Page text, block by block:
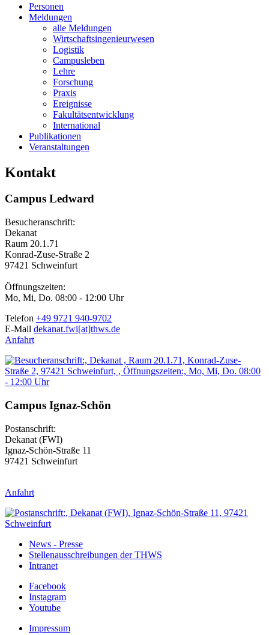
Personen
Meldungen
alle Meldungen
Wirtschaftsingenieurwesen
Logistik
Campusleben
Lehre
Forschung
Praxis
Ereignisse
Fakultätsentwicklung
International
Publikationen
Veranstaltungen
Kontakt
Campus Ledward
Besucheranschrift:
Dekanat
Raum 20.1.71
Konrad-Zuse-Straße 2
97421 Schweinfurt
Öffnungszeiten:
Mo, Mi, Do. 08:00 - 12:00 Uhr
Telefon +49 9721 940-9702
E-Mail dekanat.fwi[at]thws.de
Anfahrt
Campus Ignaz-Schön
Postanschrift:
Dekanat (FWI)
Ignaz-Schön-Straße 11
97421 Schweinfurt
Anfahrt
News - Presse
Stellenausschreibungen der THWS
Intranet
Facebook
Instagram
Youtube
Impressum